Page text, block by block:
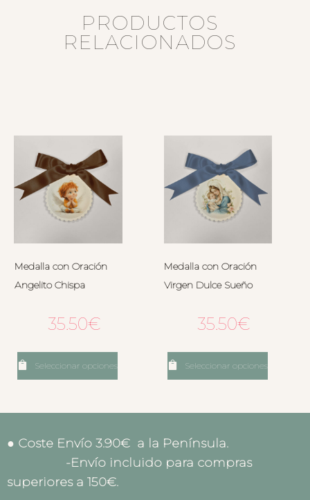
PRODUCTOS
RELACIONADOS
Medalla con Oración
Angelito Chispa
35.50€
Seleccionar opciones
Medalla con Oración
Virgen Dulce Sueño
35.50€
Seleccionar opciones
● Coste Envío 3.90€ a la Península.
-Envío incluido para compras
superiores a 150€.